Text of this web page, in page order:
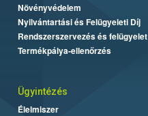
Növényvédelem
Nyilvántartási és Felügyeleti Díj
Rendszerszervezés és felügyelet
Termékpálya-ellenőrzés
Ügyintézés
Élelmiszer